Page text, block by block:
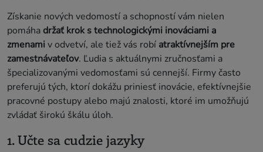
Získanie nových vedomostí a schopností vám nielen
pomáhadržať krok s technologickými inováciami a
zmenamiv odvetví, ale tiež vás robí atraktívnejším pre
zamestnávateľov. Ľudia s aktuálnymi zručnosťami a
špecializovanými vedomosťami sú cennejší. Firmy často
preferujú tých, ktorí dokážu priniesť inovácie, efektívnejšie
pracovné postupy alebo majú znalosti, ktoré im umožňujú
zvládať širokú škálu úloh.
1. Učte sa cudzie jazyky